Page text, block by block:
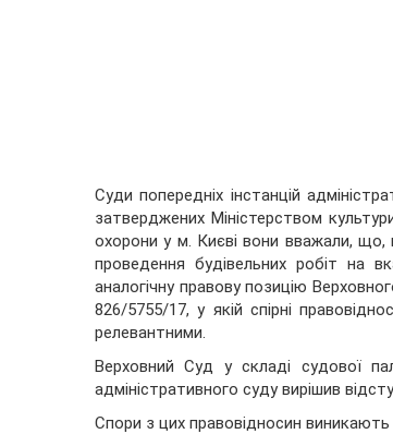
Суди попередніх інстанцій
затверджених Міністерством
охорони у м. Києві вони вважали, що,
проведення будівельних робіт на
аналогічну правову позицію
826/5755/17, у якій спірні
релевантними.
Верховний Суд у складі судової
адміністративного суду вирішив
Спори з цих правовідносин